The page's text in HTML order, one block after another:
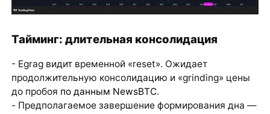
Тайминг: длительная консолидация
- Egrag видит временной «reset». Ожидает
продолжительную консолидацию и «grinding» цены
до пробоя по данным NewsBTC.
- Предполагаемое завершение формирования дна —